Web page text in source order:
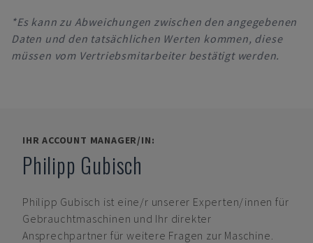
*Es kann zu Abweichungen zwischen den angegebenen
Daten und den tatsächlichen Werten kommen, diese
müssen vom Vertriebsmitarbeiter bestätigt werden.
IHR ACCOUNT MANAGER/IN:
Philipp Gubisch
Philipp Gubisch ist eine/r unserer Experten/innen für
Gebrauchtmaschinen und Ihr direkter
Ansprechpartner für weitere Fragen zur Maschine.